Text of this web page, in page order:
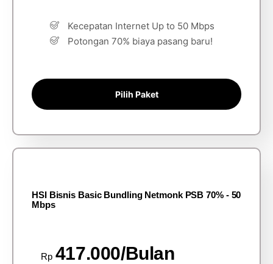
Kecepatan Internet Up to 50 Mbps
Potongan 70% biaya pasang baru!
Pilih Paket
HSI Bisnis Basic Bundling Netmonk PSB 70% - 50
Mbps
Rp 417.000/Bulan